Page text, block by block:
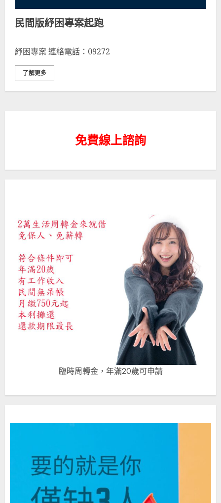
民間版紓困專案起跑
紓困專案 連絡電話：09272
了解更多
免費線上諮詢
臨時周轉金，年滿20歲可申請